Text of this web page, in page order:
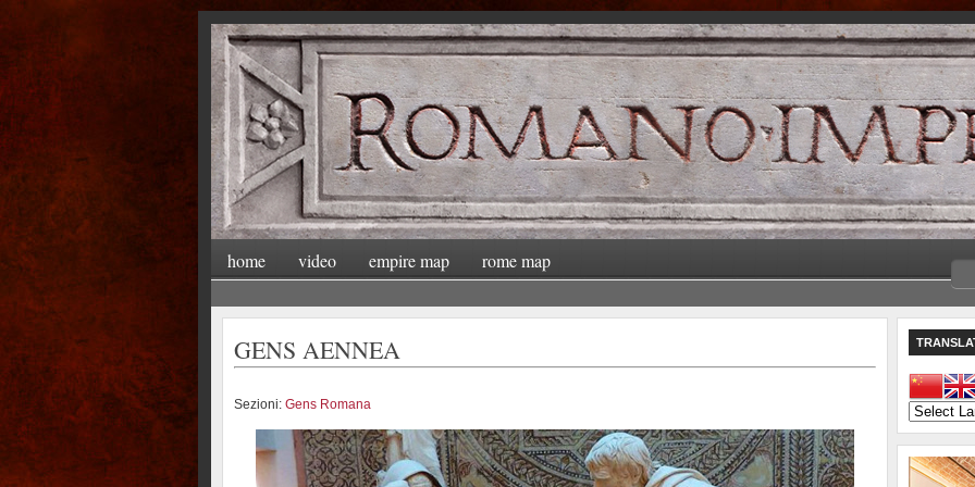
home video empire map rome map
GENS AENNEA
Sezioni: Gens Romana